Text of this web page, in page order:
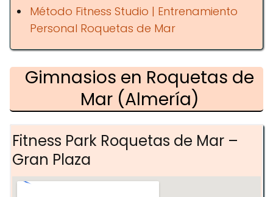
Método Fitness Studio | Entrenamiento
Personal Roquetas de Mar
Gimnasios en Roquetas de
Mar (Almería)
Fitness Park Roquetas de Mar –
Gran Plaza